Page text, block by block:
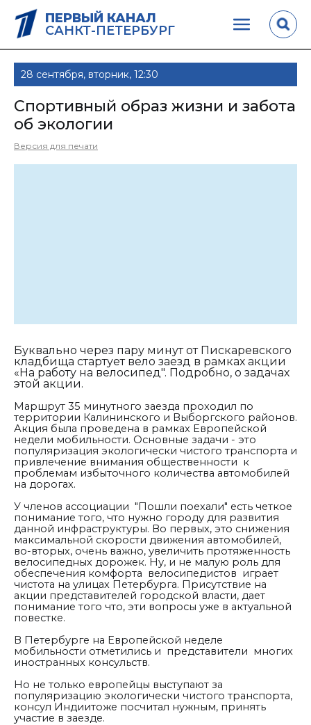
ПЕРВЫЙ КАНАЛ
САНКТ-ПЕТЕРБУРГ
28 сентября, вторник, 12:30
Спортивный образ жизни и забота
об экологии
Версия для печати
Буквально через пару минут от Пискаревского
кладбища стартует вело заезд в рамках акции
«На работу на велосипед". Подробно, о задачах
этой акции.
Маршрут 35 минутного заезда проходил по
территории Калининского и Выборгского районов.
Акция была проведена в рамках Европейской
недели мобильности. Основные задачи - это
популяризация экологически чистого транспорта и
привлечение внимания общественности к
проблемам избыточного количества автомобилей
на дорогах.
У членов ассоциации "Пошли поехали" есть четкое
понимание того, что нужно городу для развития
данной инфраструктуры. Во первых, это снижения
максимальной скорости движения автомобилей,
во-вторых, очень важно, увеличить протяженность
велосипедных дорожек. Ну, и не малую роль для
обеспечения комфорта велосипедистов играет
чистота на улицах Петербурга. Присутствие на
акции представителей городской власти, дает
понимание того что, эти вопросы уже в актуальной
повестке.
В Петербурге на Европейской неделе
мобильности отметились и представители многих
иностранных консульств.
Но не только европейцы выступают за
популяризацию экологически чистого транспорта,
консул Индиитоже посчитал нужным, принять
участие в заезде.